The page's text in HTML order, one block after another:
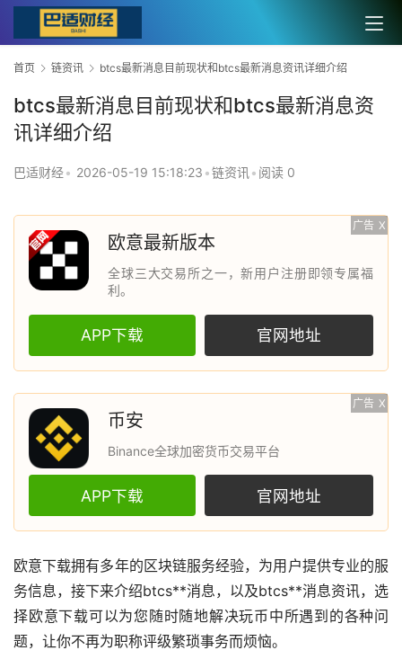
首页 链资讯 btcs最新消息目前现状和btcs最新消息资讯详细介绍
btcs最新消息目前现状和btcs最新消息资
讯详细介绍
巴适财经• 2026-05-19 15:18:23 •链资讯 • 阅读 0
广告 X
欧意最新版本
全球三大交易所之一，新用户注册即领专属福
利。
APP下载 官网地址
广告 X
币安
Binance全球加密货币交易平台
APP下载 官网地址
欧意下载拥有多年的区块链服务经验，为用户提供专业的服
务信息，接下来介绍btcs**消息，以及btcs**消息资讯，选
择欧意下载可以为您随时随地解决玩币中所遇到的各种问
题，让你不再为职称评级繁琐事务而烦恼。